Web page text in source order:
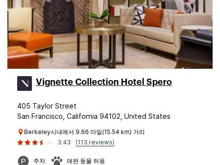
Vignette Collection Hotel Spero
405 Taylor Street
San Francisco, California 94102, United States
Berkeley시내에서 9.66 마일(15.54 km) 거리
3.43
(113 reviews)
주차 애완 동물 허용